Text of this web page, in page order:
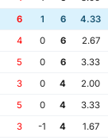
6 1 6
4.33
4 0 6
2.67
5 0 6
3.33
3 0 4
2.00
5 0 4
3.33
3 -1 4
1.67